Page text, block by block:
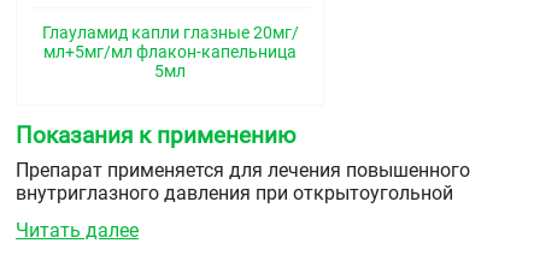
Глауламид капли глазные 20мг/
мл+5мг/мл флакон-капельница
5мл
Показания к применению
Препарат применяется для лечения повышенного
внутриглазного давления при открытоугольной
недостаточной эффективности монотерапии или
Читать далее